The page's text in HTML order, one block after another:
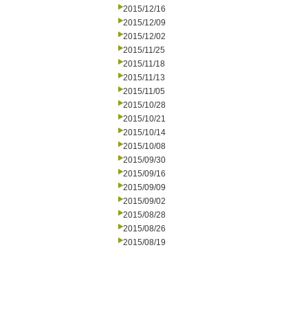
2015/12/16
2015/12/09
2015/12/02
2015/11/25
2015/11/18
2015/11/13
2015/11/05
2015/10/28
2015/10/21
2015/10/14
2015/10/08
2015/09/30
2015/09/16
2015/09/09
2015/09/02
2015/08/28
2015/08/26
2015/08/19